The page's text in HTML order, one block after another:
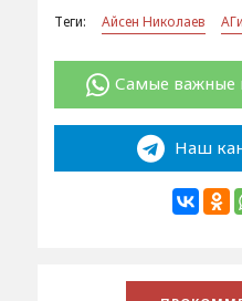
Теги: Айсен Николаев
Самые важные
Наш